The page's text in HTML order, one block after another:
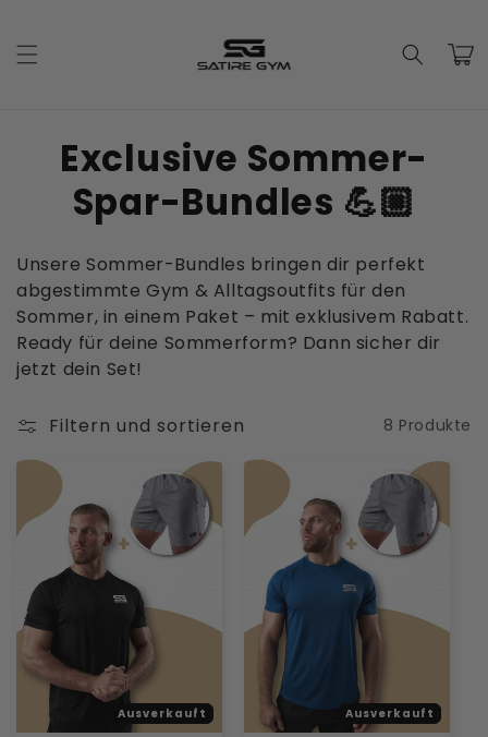
Inhalt
K
a
e
g
o
r
i
e
:
Exclusive Sommer-
Spar-Bundles 💪🏼
Unsere Sommer-Bundles bringen dir perfekt
abgestimmte Gym & Alltagsoutfits für den
Sommer, in einem Paket – mit exklusivem Rabatt.
Ready für deine Sommerform? Dann sicher dir
jetzt dein Set!
Filtern und sortieren 8 Produkte
Ausverkauft Ausverkauft